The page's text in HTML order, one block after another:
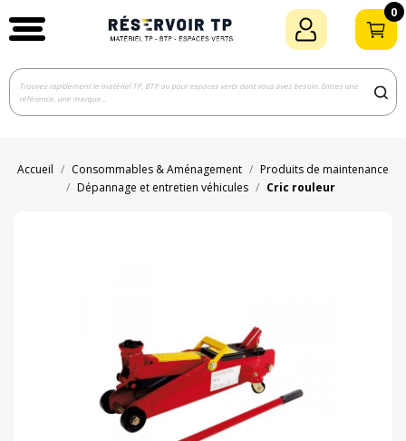
0
Accueil Consommables & Aménagement
Produits de maintenance
Dépannage et entretien véhicules
Cric rouleur